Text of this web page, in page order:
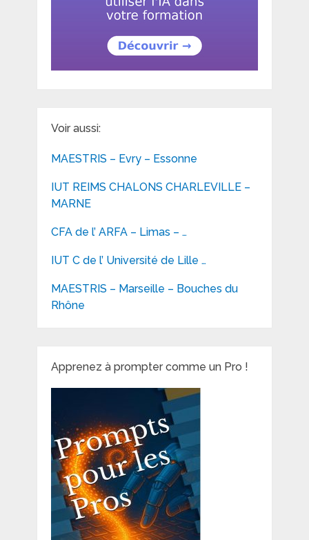
Voir aussi:
MAESTRIS – Evry – Essonne
IUT REIMS CHALONS CHARLEVILLE –
MARNE
CFA de l’ ARFA – Limas – …
IUT C de l’ Université de Lille …
MAESTRIS – Marseille – Bouches du
Rhône
Apprenez à prompter comme un Pro !